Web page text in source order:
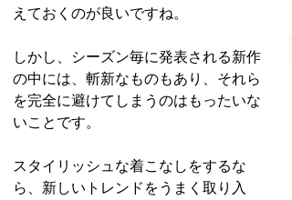
えておくのが良いですね。
しかし、シーズン毎に発表される新作
の中には、斬新なものもあり、それら
を完全に避けてしまうのはもったいな
いことです。
スタイリッシュな着こなしをするな
ら、新しいトレンドをうまく取り入